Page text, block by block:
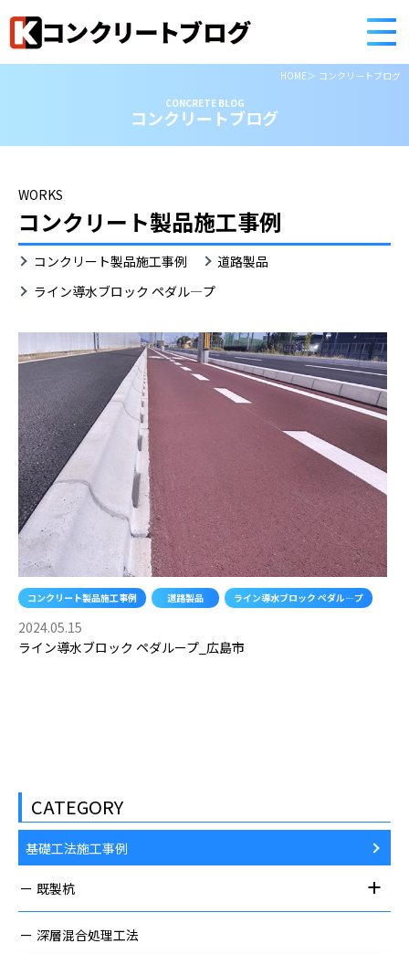
CONCRETE BLOG
コンクリートブログ
HOME コンクリートブログ
WORKS
コンクリート製品施工事例
ラ
イ
ン
水
ブ
ロ
ッ
ク
ペ
ダ
ル
―
プ
コンクリート製品施工事例
道路製品
ライン導水ブロック ペダル―プ
コンクリート製品施工事例 道路製品 ライン導水ブロック ペダル―プ
2024.05.15
ライン導水ブロック ペダループ_広島市
CATEGORY
基礎工法施工事例
既製杭
深層混合処理工法